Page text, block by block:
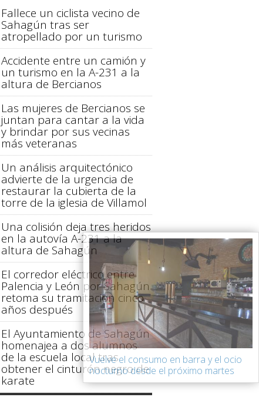
Fallece un ciclista vecino de
Sahagún tras ser
atropellado por un turismo
Accidente entre un camión y
un turismo en la A-231 a la
altura de Bercianos
Las mujeres de Bercianos se
juntan para cantar a la vida
y brindar por sus vecinas
más veteranas
Un análisis arquitectónico
advierte de la urgencia de
restaurar la cubierta de la
torre de la iglesia de Villamol
Una colisión deja tres heridos
en la autovía A-231 a la
altura de Sahagún
El corredor eléctrico entre
Palencia y León por Sahagún
retoma su tramitación cinco
años después
El Ayuntamiento de Sahagún
homenajea a dos alumnos
de la escuela local tras
obtener el cinturón negro de
karate
Vuelve el consumo en barra y el ocio
nocturno desde el próximo martes